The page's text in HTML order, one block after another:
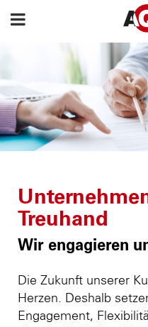
Treuhand
Wir engagieren
Die Zukunft unserer
Herzen. Deshalb
Engagement,